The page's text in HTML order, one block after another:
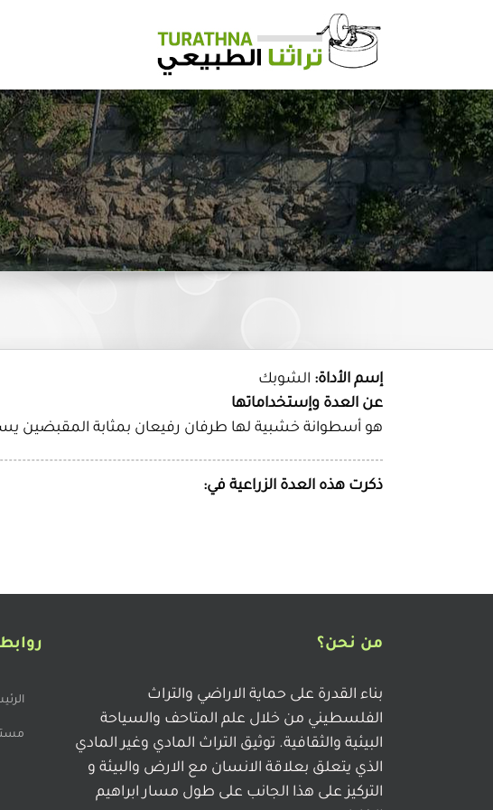
إسم الأداة: الشوبك
عن العدة وإستخداماتها
هو أسطوانة خشبية لها طرفان رفيعان بمثابة المقبضين
ذكرت هذه العدة الزراعية في:
من نحن؟
بناء القدرة على حماية الاراضي والتراث
الفلسطيني من خلال علم المتاحف والسياحة
البيئية والثقافية. توثيق التراث المادي وغير المادي
الذي يتعلق بعلاقة الانسان مع الارض والبيئة و
التركيز على هذا الجانب على طول مسار ابراهيم